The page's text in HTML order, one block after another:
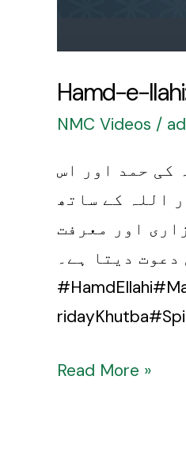
Hamd-e-
NMC Videos /
کی حمد اور اس
اللہ کے ساتھ
اور معرفت
دیتا ہے۔
Read More »